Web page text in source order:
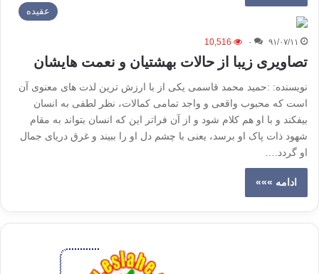
عقیده
۹۱/۰۷/۱۱ ۰ 10,516
تصاویری زیبا از حالات بهشتیان و نعمت هایشان
نویسنده: :حمید محمد قاسمی یکی از با ارزش ترین لذت های معنوی آن
است که محبوب واقعی و واجد تمامی کمالات، نظر لطفی به انسان
بیفکند و با او هم کلام شود و از آن فراتر این که انسان بتواند به مقام
شهود ذات پاک او برسد، یعنی با چشم دل او را ببیند و غرق دریای جمال
او گردد.…
ادامه »»»